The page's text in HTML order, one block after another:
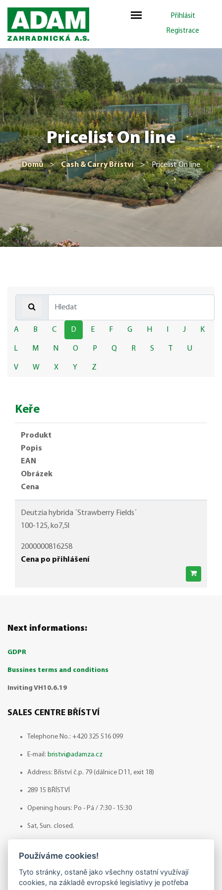
Přihlásit
Registrace
Pricelist On line
Domů > Cash & Carry Bříství > Pricelist On line
A B C D E F G H J K
L M N O P Q R S U
V W X Y Z
Keře
Produkt
Popis
EAN
Obrázek
Cena
Deutzia hybrida ´Strawberry Fields´
100-125, ko7,5l
2000000816258
Cena po přihlášení
Next informations:
GDPR
Bussines terms and conditions
Inviting VH10.6.19
SALES CENTRE BŘÍSTVÍ
Telephone No.: +420 325 516 099
E-mail: bristvi@adamza.cz
Address: Bříství č.p. 79 (dálnice D11, exit 18)
289 15 BŘÍSTVÍ
Opening hours: Po - Pá / 7:30 - 15:30
Sat, Sun. closed.
SALES CENTRE ZELESICE
Telephone No.: +420 773 338 511
Používáme cookies!
Tyto stránky, ostaně jako všechny ostatní využívají
cookies, na základě evropské legislativy je potřeba